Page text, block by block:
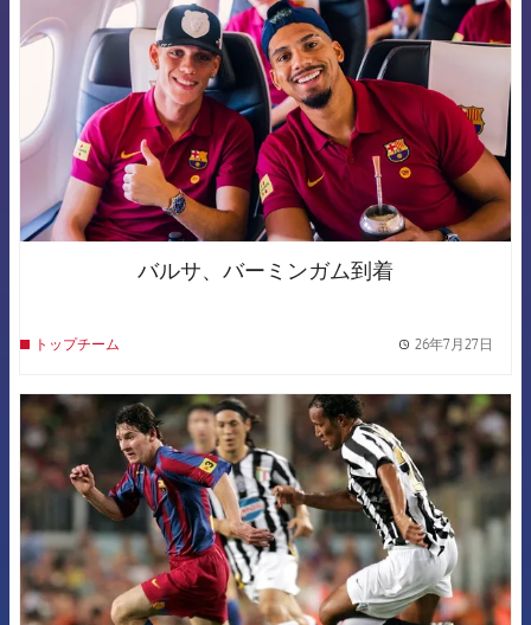
バルサ、バーミンガム到着
トップチーム 26年7月27日
FCB Barcelona badge